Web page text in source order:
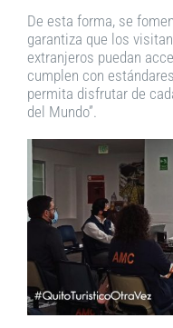
De esta forma, se
garantiza que los
extranjeros puedan
cumplen con
permita disfrutar de
del Mundo”.